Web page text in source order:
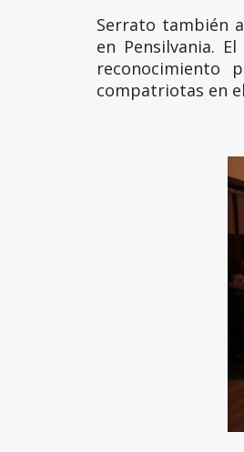
Serrato también
en Pensilvania.
reconocimiento
compatriotas en